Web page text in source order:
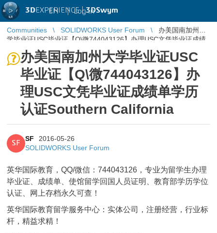
3DEXPERIENCE |3DSwym
EN | Log in
Communities SOLIDWORKS User Forum
办美国南加州大
学毕业证USC毕业证【Q\微744043126】办理USC文凭毕业证成绩
单学历认证Southern California
办美国南加州大学毕业证USC
毕业证【Q\微744043126】办
理USC文凭毕业证成绩单学历
认证Southern California
SF
SF
2016-05-26
SOLIDWORKS User Forum
英华国际教育，QQ/微信：744043126，专业为留学生办理
毕业证、成绩单、使馆留学回国人员证明、教育部学历学位
认证、网上存档永久可查！
英华国际教育留学服务中心：实体公司，注册经营，行业标
杆，精益求精！